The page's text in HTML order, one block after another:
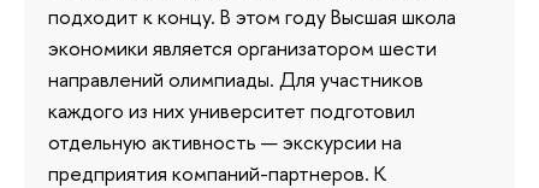
подходит к концу. В этом году Высшая школа
экономики является организатором шести
направлений олимпиады. Для участников
каждого из них университет подготовил
отдельную активность — экскурсии на
предприятия компаний-партнеров. К